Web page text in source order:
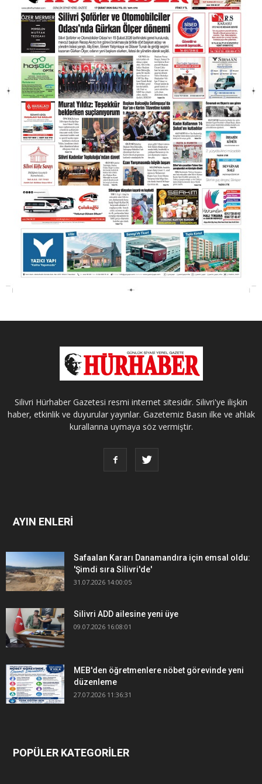
Silivri Hürhaber Gazetesi resmi internet sitesidir. Silivri'ye ilişkin
haber, etkinlik ve duyurular yayınlar. Gazetemiz Basın ilke ve ahlak
kurallarına uymaya söz vermiştir.
AYIN ENLERİ
Safaalan Kararı Danamandıra için emsal oldu:
'Şimdi sıra Silivri'de'
31.07.2026 14:00:05
Silivri ADD ailesine yeni üye
09.07.2026 16:08:01
MEB'den öğretmenlere nöbet görevinde yeni
düzenleme
27.07.2026 11:36:31
POPÜLER KATEGORİLER